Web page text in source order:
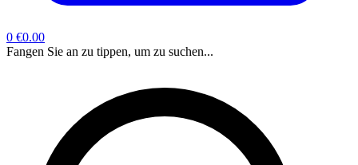
0 €0.00
Fangen Sie an zu tippen, um zu suchen...